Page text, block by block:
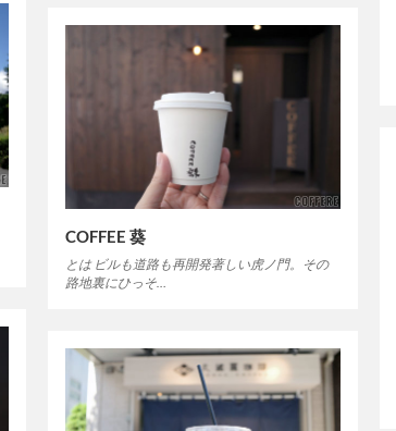
COFFEE 葵
とは ビルも道路も再開発著しい虎ノ門。その
路地裏にひっそ…